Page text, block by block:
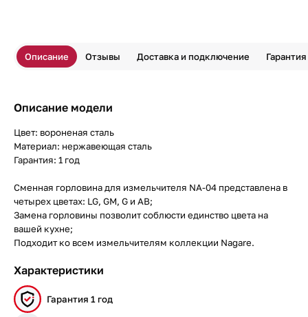
Описание Отзывы Доставка и подключение Гарантия
Описание модели
Цвет: вороненая сталь
Материал: нержавеющая сталь
Гарантия: 1 год
Сменная горловина для измельчителя NA-04 представлена в
четырех цветах: LG, GM, G и AB;
Замена горловины позволит соблюсти единство цвета на
вашей кухне;
Подходит ко всем измельчителям коллекции Nagare.
Характеристики
Гарантия 1 год